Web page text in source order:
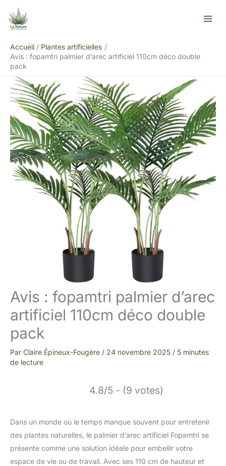
contenu
Accueil
Plantes artificielles
Avis : fopamtri palmier d’arec artificiel 110cm déco double
pack
Avis : fopamtri palmier d’arec
artificiel 110cm déco double
pack
Par Claire Épineux-Fougère / 24 novembre 2025 / 5 minutes
de lecture
4.8/5 - (9 votes)
Dans un monde où le temps manque souvent pour entretenir
des plantes naturelles, le palmier d’arec artificiel Fopamtri se
présente comme une solution idéale pour embellir votre
espace de vie ou de travail. Avec ses 110 cm de hauteur et
e
h
e
c
e
r